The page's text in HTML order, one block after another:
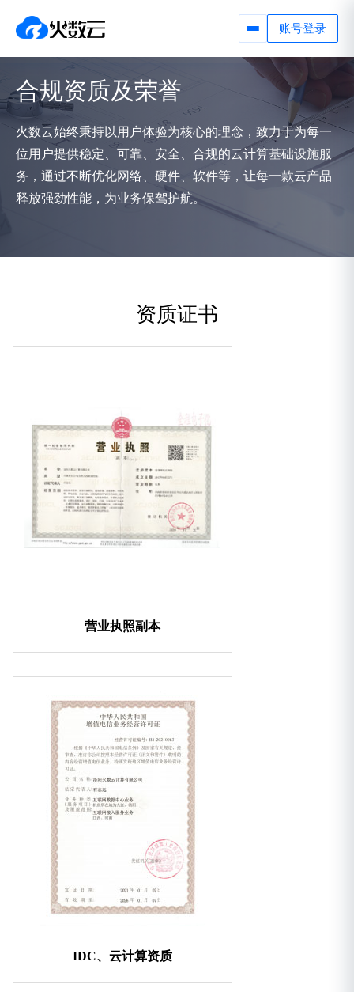
账号登录
合规资质及荣誉
火数云始终秉持以用户体验为核心的理念，致力于为每一
位用户提供稳定、可靠、安全、合规的云计算基础设施服
务，通过不断优化网络、硬件、软件等，让每一款云产品
释放强劲性能，为业务保驾护航。
资质证书
营业执照副本
IDC、云计算资质